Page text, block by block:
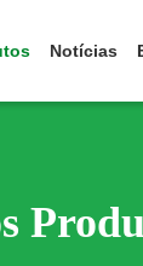
Notícias